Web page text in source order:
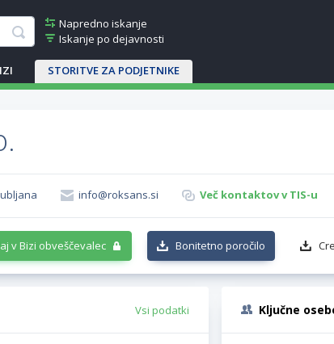
Napredno iskanje
Iskanje po dejavnosti
STORITVE ZA PODJETNIKE
info@roksans.si Več kontaktov v TIS-u
v Bizi obveščevalec Bonitetno poročilo
Vsi podatki Ključne